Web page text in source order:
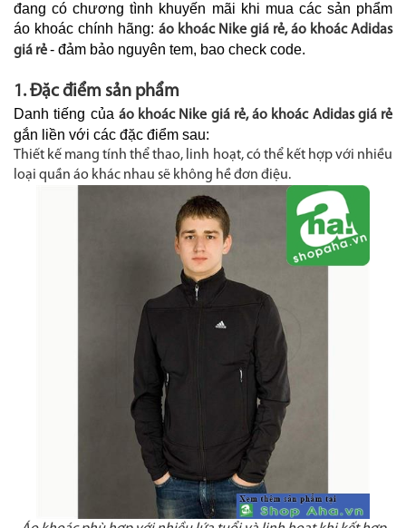
đang có chương tình khuyến mãi khi mua các sản phẩm
áo khoác chính hãng: áo khoác Nike giá rẻ, áo khoác Adidas
giá rẻ- đảm bảo nguyên tem, bao check code.
1. Đặc điểm sản phẩm
Danh tiếng của áo khoác Nike giá rẻ, áo khoác Adidas giá rẻ
gắn liền với các đặc điểm sau:
Thiết kế mang tính thể thao, linh hoạt, có thể kết hợp với nhiều
loại quần áo khác nhau sẽ không hề đơn điệu.